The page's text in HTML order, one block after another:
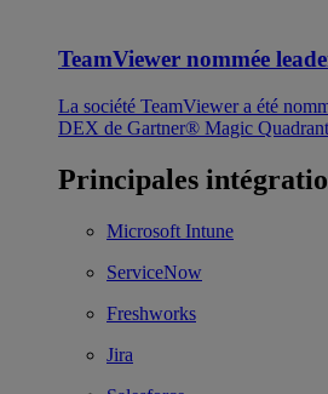
TeamViewer nommée
La société TeamViewer a été
DEX de Gartner® Magic
Principales
Microsoft Intune
ServiceNow
Freshworks
Jira